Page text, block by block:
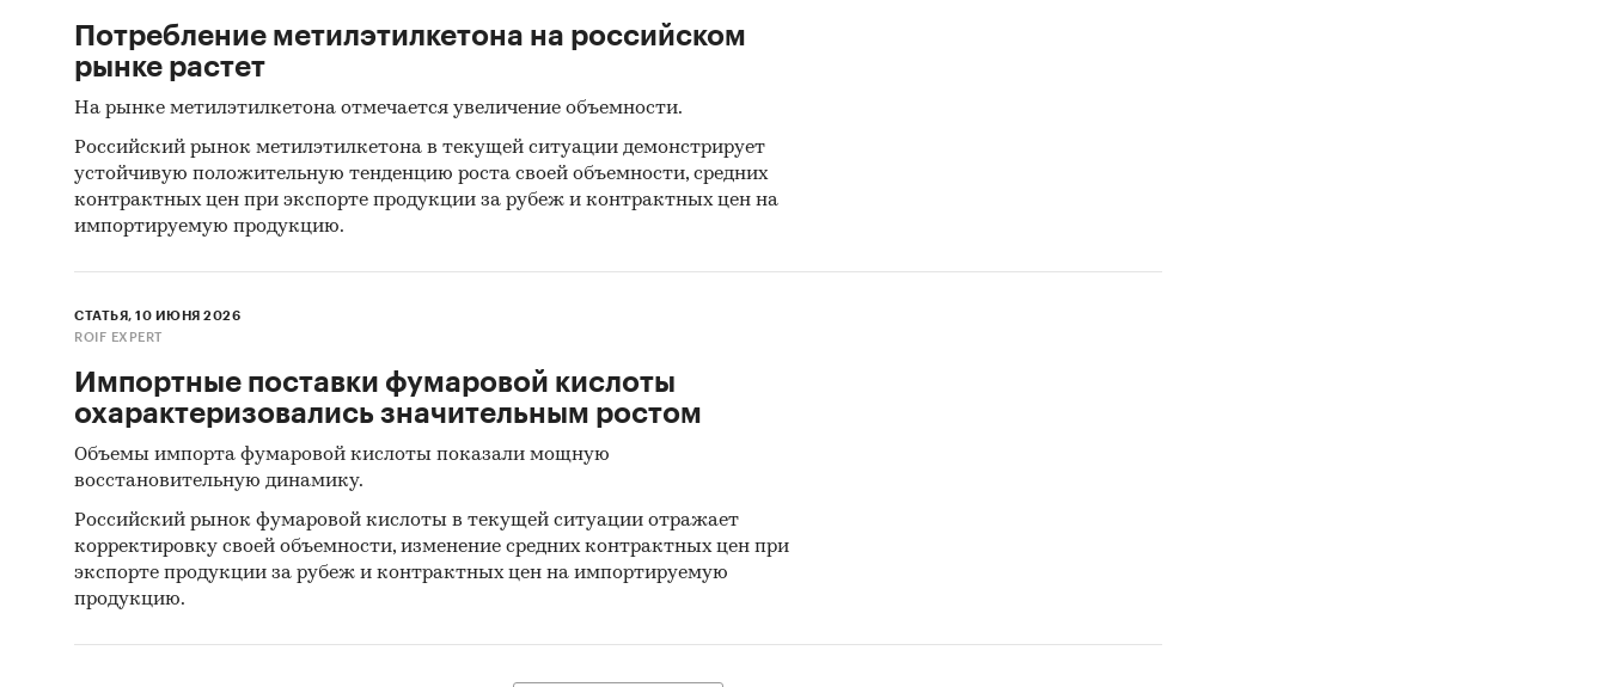
Гексаметилендиамин и его соли
соединения аминов
Анилин и его соли
Нафтиламины и их производные и соли
Ароматические моноамины прочие и их производные и соли
О-м-п-фенилендиамин, диаминотолуолы и их производные и
Ароматические полиамины прочие и их производные и соли
При подготовке обзора использована официальная
Потребление метилэтилкетона на российском
рынке растет
На рынке метилэтилкетона отмечается увеличение объемности.
Российский рынок метилэтилкетона в текущей ситуации демонстрирует
устойчивую положительную тенденцию роста своей объемности, средних
контрактных цен при экспорте продукции за рубеж и контрактных цен на
импортируемую продукцию.
СТАТЬЯ, 10 ИЮНЯ 2026
ROIF EXPERT
Импортные поставки фумаровой кислоты
охарактеризовались значительным ростом
Объемы импорта фумаровой кислоты показали мощную
восстановительную динамику.
Российский рынок фумаровой кислоты в текущей ситуации отражает
корректировку своей объемности, изменение средних контрактных цен при
экспорте продукции за рубеж и контрактных цен на импортируемую
продукцию.